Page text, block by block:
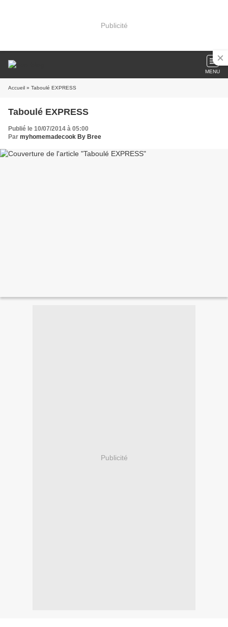
Publicité
MENU
Accueil » Taboulé EXPRESS
Taboulé EXPRESS
Publié le 10/07/2014 à 05:00
Par myhomemadecook By Bree
Publicité